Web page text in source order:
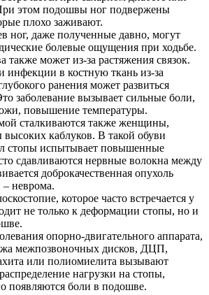
этом подошвы ног подвержены
плохо заживают.
ног, даже полученные давно, могут
болевые ощущения при ходьбе.
также может из-за растяжения связок.
инфекции в костную ткань из-за
ранения может развиться
заболевание вызывает сильные боли,
повышение температуры.
сталкиваются также женщины,
каблуков. В такой обуви
стопы испытывает повышенные
сдавливаются нервные волокна между
доброкачественная опухоль
неврома.
которое часто встречается у
не только к деформации стопы, но и
опорно-двигательного аппарата,
межпозвоночных дисков, ДЦП,
или полиомиелита вызывают
нагрузки на стопы,
появляются боли в подошве.